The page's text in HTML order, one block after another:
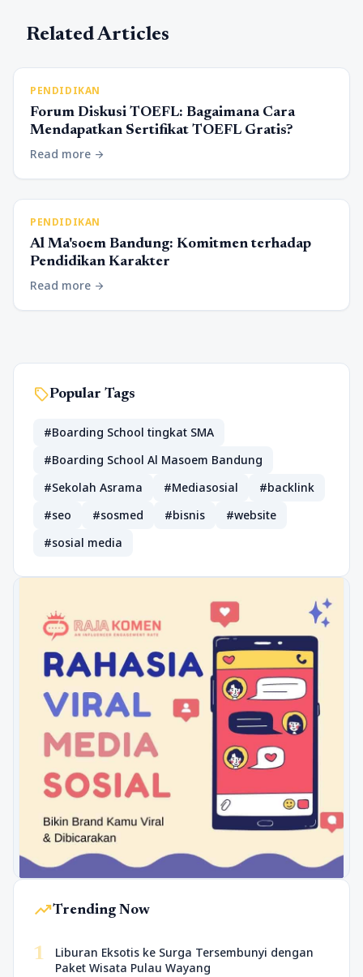
Related Articles
PENDIDIKAN
Forum Diskusi TOEFL: Bagaimana Cara
Mendapatkan Sertifikat TOEFL Gratis?
Read more arrow_forward
PENDIDIKAN
Al Ma'soem Bandung: Komitmen terhadap
Pendidikan Karakter
Read more arrow_forward
sellPopular Tags
#Boarding School tingkat SMA
#Boarding School Al Masoem Bandung
#Sekolah Asrama
#Mediasosial
#backlink
#seo
#sosmed #bisnis
#website
#sosial media
trending_upTrending Now
1
Liburan Eksotis ke Surga Tersembunyi dengan
Paket Wisata Pulau Wayang